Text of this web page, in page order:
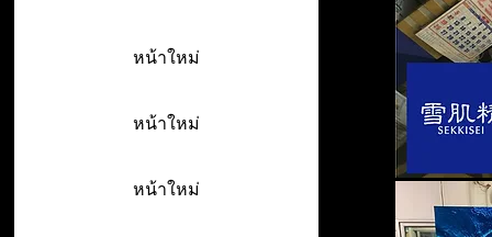
หน้าใหม่
หน้าใหม่
หน้าใหม่